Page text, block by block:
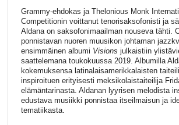
Grammy-ehdokas ja Thelonious Monk
Competitionin voittanut tenorisaksofonisti ja
Aldana on saksofonimaailman nouseva tähti.
ponnistavan nuoren muusikon johtaman
ensimmäinen albumi Visions julkaistiin
saattelemana toukokuussa 2019. Albumilla
kokemuksensa latinalaisamerikkalaisten
inspiroituen erityisesti meksikolaistaiteilija
elämäntarinasta. Aldanan lyyrisen melodista
edustava musiikki ponnistaa itseilmaisun ja
tematiikasta.